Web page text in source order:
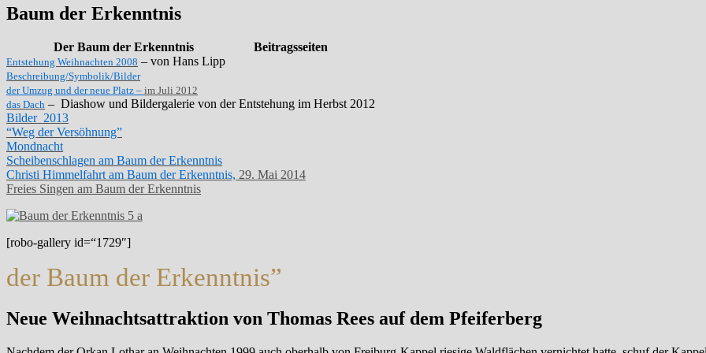
Baum der Erkenntnis
Der Baum der Erkenntnis Beitragsseiten
Entstehung Weihnachten 2008 – von Hans Lipp
Beschreibung/Symbolik/Bilder
der Umzug und der neue Platz – im Juli 2012
das Dach – Diashow und Bildergalerie von der Entstehung im Herbst 2012
Bilder 2013
“Weg der Versöhnung”
Mondnacht
Scheibenschlagen am Baum der Erkenntnis
Christi Himmelfahrt am Baum der Erkenntnis, 29. Mai 2014
Freies Singen am Baum der Erkenntnis
[robo-gallery id=“1729″]
der Baum der Erkenntnis”
Neue Weihnachtsattraktion von Thomas Rees auf dem Pfeiferberg